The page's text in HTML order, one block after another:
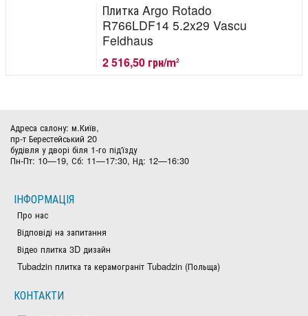
Плитка Argo Rotado
R766LDF14 5.2x29 Vascu
Feldhaus
2 516,50 грн/m2
Адреса салону: м.Київ,
пр-т Берестейський 20
будівля у дворі біля 1-го під'їзду
Пн-Пт: 10—19, Сб: 11—17:30, Нд: 12—16:30
ІНФОРМАЦІЯ
Про нас
Відповіді на запитання
Відео плитка 3D дизайн
Tubadzin плитка та керамограніт Tubadzin (Польща)
КОНТАКТИ